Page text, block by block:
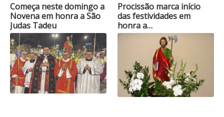
Começa neste domingo a
Novena em honra a São
Judas Tadeu
Procissão marca início
das festividades em
honra a…